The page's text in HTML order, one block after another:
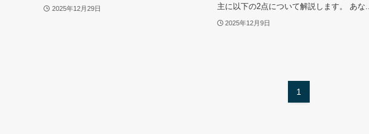
2025年12月29日
主に以下の2点について解説します。 あな...
2025年12月9日
1